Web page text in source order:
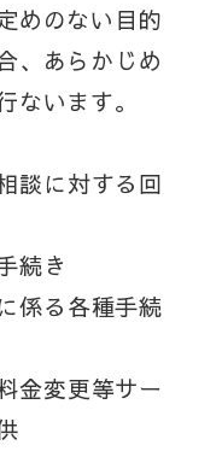
めのない目的
、あらかじめ
ないます。
談に対する回
続き
係る各種手続
金変更等サー